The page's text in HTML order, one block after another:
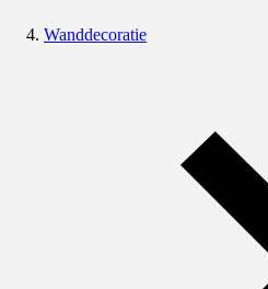
Wanddecoratie